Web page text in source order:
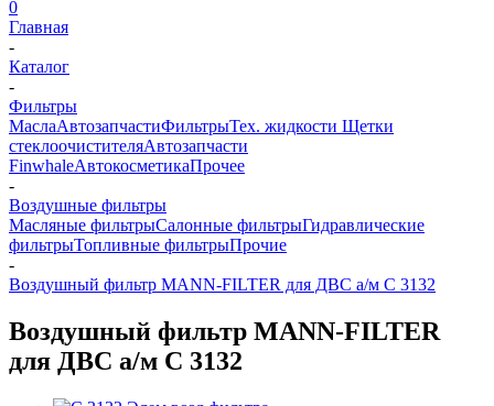
0
Главная
-
Каталог
-
Фильтры
МаслаАвтозапчастиФильтрыТех. жидкости Щетки
стеклоочистителяАвтозапчасти
FinwhaleАвтокосметикаПрочее
-
Воздушные фильтры
Масляные фильтрыСалонные фильтрыГидравлические
фильтрыТопливные фильтрыПрочие
-
Воздушный фильтр MANN-FILTER для ДВС а/м C 3132
Воздушный фильтр MANN-FILTER
для ДВС а/м C 3132